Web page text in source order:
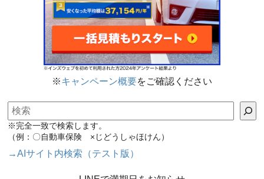
※キャンペーン概要をご確認ください
検索
※完全一致で検索します。
（例：〇自動車保険 ×じどうしゃほけん）
→AIサイト内検索（テスト版）